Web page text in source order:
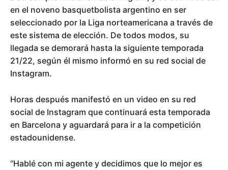
en el noveno basquetbolista argentino en ser
seleccionado por la Liga norteamericana a través de
este sistema de elección. De todos modos, su
llegada se demorará hasta la siguiente temporada
21/22, según él mismo informó en su red social de
Instagram.
Horas después manifestó en un video en su red
social de Instagram que continuará esta temporada
en Barcelona y aguardará para ir a la competición
estadounidense.
“Hablé con mi agente y decidimos que lo mejor es